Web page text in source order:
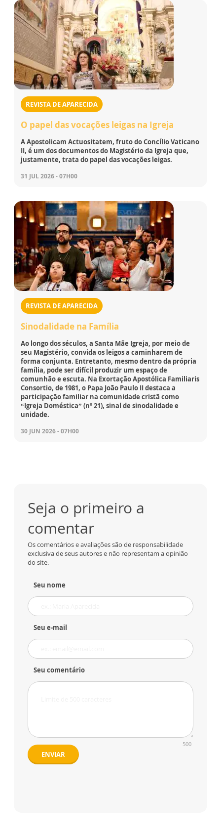
REVISTA DE APARECIDA
O papel das vocações leigas na Igreja
A Apostolicam Actuositatem, fruto do Concílio Vaticano
II, é um dos documentos do Magistério da Igreja que,
justamente, trata do papel das vocações leigas.
31 JUL 2026 - 07H00
REVISTA DE APARECIDA
Sinodalidade na Família
Ao longo dos séculos, a Santa Mãe Igreja, por meio de
seu Magistério, convida os leigos a caminharem de
forma conjunta. Entretanto, mesmo dentro da própria
família, pode ser difícil produzir um espaço de
comunhão e escuta. Na Exortação Apostólica Familiaris
Consortio, de 1981, o Papa João Paulo II destaca a
participação familiar na comunidade cristã como
“Igreja Doméstica” (nº 21), sinal de sinodalidade e
unidade.
30 JUN 2026 - 07H00
Seja o primeiro a
comentar
Os comentários e avaliações são de responsabilidade
exclusiva de seus autores e não representam a opinião
do site.
Seu nome
Seu e-mail
Seu comentário
500
ENVIAR